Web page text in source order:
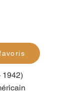
1942)